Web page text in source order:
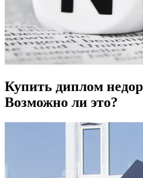
Купить диплом
Возможно ли это?